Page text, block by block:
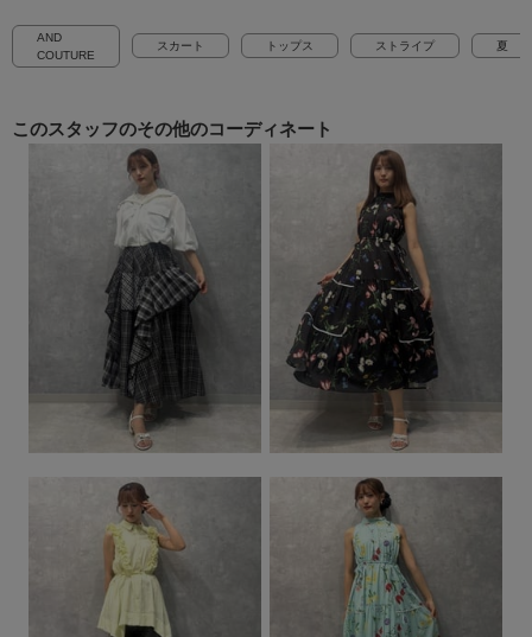
AND
COUTURE
スカート トップス ストライプ 夏
このスタッフのその他のコーディネート